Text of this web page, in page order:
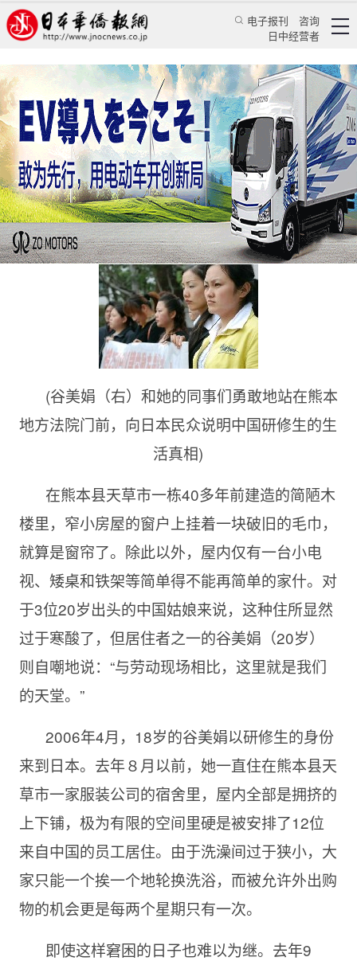
电子报刊
咨询
日中经营者
“我要用法律的武器维护自身合法权益”(图)
孟繁 日本新闻 社会观察
日本华侨报网 2008/4/15 18:40:07
(谷美娟（右）和她的同事们勇敢地站在熊本
地方法院门前，向日本民众说明中国研修生的生
活真相)
在熊本县天草市一栋40多年前建造的简陋木
楼里，窄小房屋的窗户上挂着一块破旧的毛巾，
就算是窗帘了。除此以外，屋内仅有一台小电
视、矮桌和铁架等简单得不能再简单的家什。对
于3位20岁出头的中国姑娘来说，这种住所显然
过于寒酸了，但居住者之一的谷美娟（20岁）
则自嘲地说：“与劳动现场相比，这里就是我们
的天堂。”
2006年4月，18岁的谷美娟以研修生的身份
来到日本。去年８月以前，她一直住在熊本县天
草市一家服装公司的宿舍里，屋内全部是拥挤的
上下铺，极为有限的空间里硬是被安排了12位
来自中国的员工居住。由于洗澡间过于狭小，大
家只能一个挨一个地轮换洗浴，而被允许外出购
物的机会更是每两个星期只有一次。
即使这样窘困的日子也难以为继。去年9